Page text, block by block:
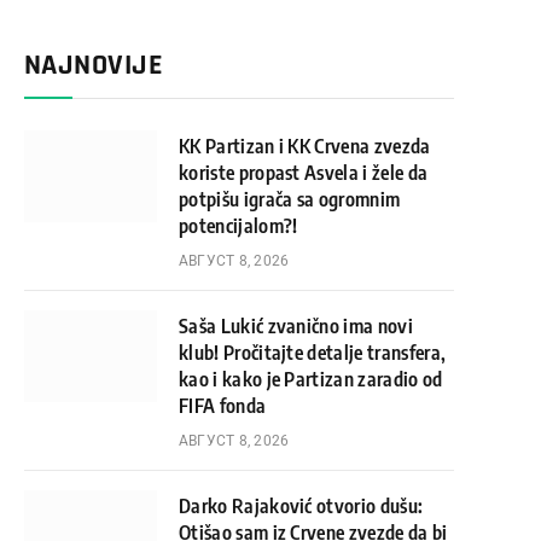
NAJNOVIJE
KK Partizan i KK Crvena zvezda
koriste propast Asvela i žele da
potpišu igrača sa ogromnim
potencijalom?!
АВГУСТ 8, 2026
Saša Lukić zvanično ima novi
klub! Pročitajte detalje transfera,
kao i kako je Partizan zaradio od
FIFA fonda
АВГУСТ 8, 2026
Darko Rajaković otvorio dušu:
Otišao sam iz Crvene zvezde da bi